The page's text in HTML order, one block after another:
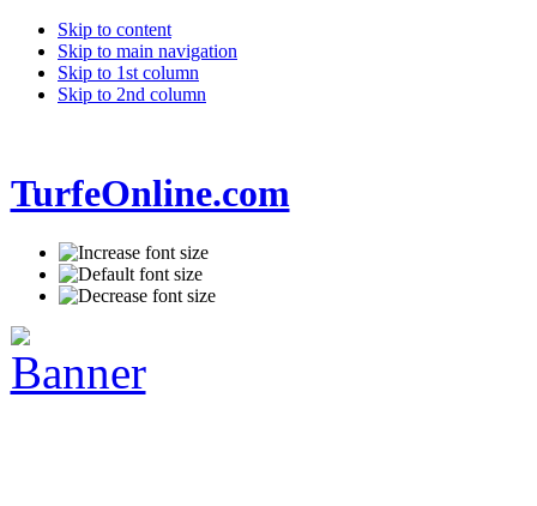
Skip to content
Skip to main navigation
Skip to 1st column
Skip to 2nd column
TurfeOnline.com